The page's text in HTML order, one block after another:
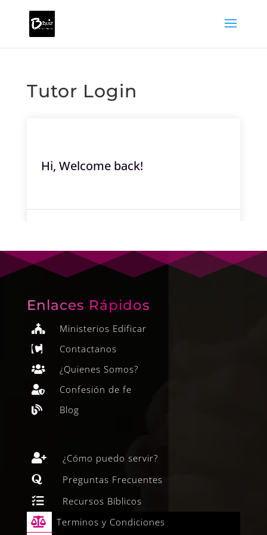
Tutor Login
Hi, Welcome back!
Enlaces Rápidos
 Ministerios Edificar
 Contactanos
 ¿Quienes Somos?
 Confesión de fe
 Blog
 ¿Cómo puedo servir?
 Preguntas Frecuentes
 Recursos Bíblicos
 Terminos y Condiciones